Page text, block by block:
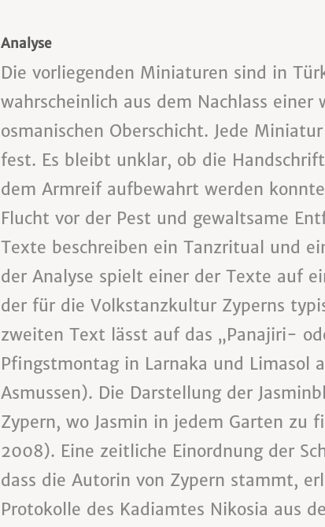
Analyse
Die vorliegenden Miniaturen sind in
wahrscheinlich aus dem Nachlass einer
osmanischen Oberschicht. Jede
fest. Es bleibt unklar, ob die
dem Armreif aufbewahrt werden
Flucht vor der Pest und gewaltsame
Texte beschreiben ein Tanzritual und
der Analyse spielt einer der Texte auf
der für die Volkstanzkultur Zyperns
zweiten Text lässt auf das „Panajiri-
Pfingstmontag in Larnaka und Limasol
Asmussen). Die Darstellung der
Zypern, wo Jasmin in jedem Garten zu
2008). Eine zeitliche Einordnung der
dass die Autorin von Zypern stammt,
Protokolle des Kadiamtes Nikosia aus